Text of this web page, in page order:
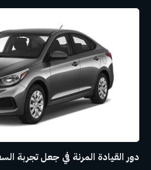
دور القيادة المرنة في جعل تجربة